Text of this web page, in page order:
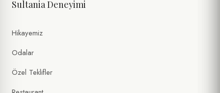
Sultania Deneyimi
Hikayemiz
Odalar
Özel Teklifler